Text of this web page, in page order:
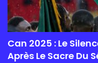
Can 2025 : Le
Après Le Sacre Du